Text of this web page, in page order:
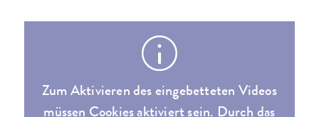
Zum Aktivieren des eingebetteten Videos
müssen Cookies aktiviert sein. Durch das